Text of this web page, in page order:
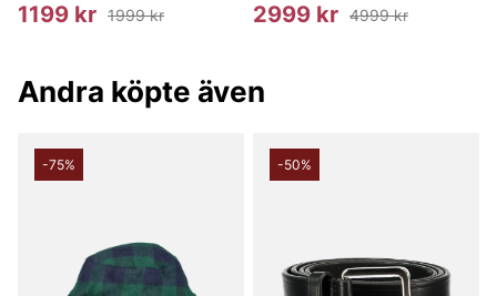
1199 kr 1999 kr 2999 kr 4999 kr
Andra köpte även
-75% -50%